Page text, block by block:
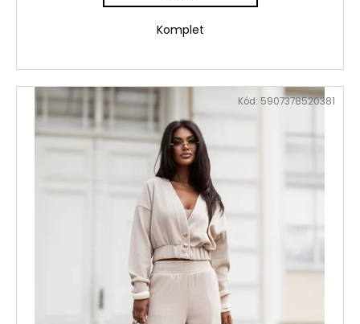
Komplet
Kód: 5907378520381